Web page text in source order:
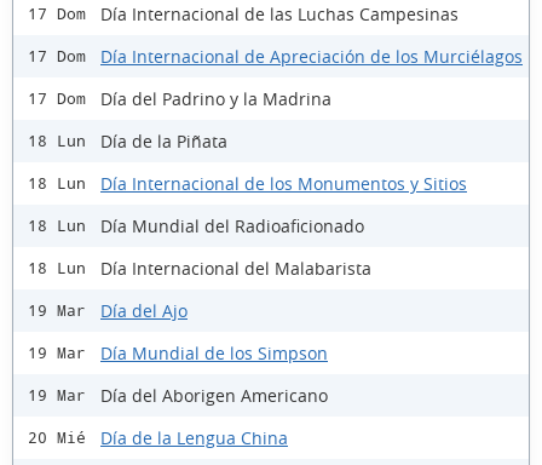
17 Dom Día Internacional de las Luchas Campesinas
17 Dom Día Internacional de Apreciación de los Murciélagos
17 Dom Día del Padrino y la Madrina
18 Lun Día de la Piñata
18 Lun Día Internacional de los Monumentos y Sitios
18 Lun Día Mundial del Radioaficionado
18 Lun Día Internacional del Malabarista
19 Mar Día del Ajo
19 Mar Día Mundial de los Simpson
19 Mar Día del Aborigen Americano
20 Mié Día de la Lengua China